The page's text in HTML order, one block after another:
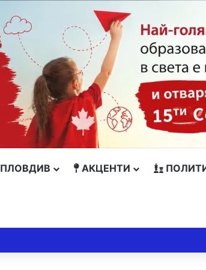
ПЛОВДИВ АКЦЕНТИ